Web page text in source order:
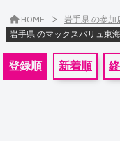
HOME > 岩手県 の参加
岩手県 のマックスバリュ東
登録順 新着順